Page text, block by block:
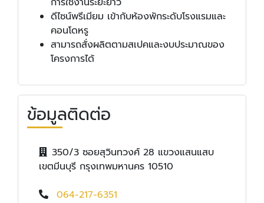
ดีไซน์พรีเมียม เข้ากับห้องพักระดับโรงแรมและ
คอนโดหรู
สามารถสั่งผลิตตามสเปคและงบประมาณของ
โครงการได้
ข้อมูลติดต่อ
350/3 ซอยสุวินทวงศ์ 28 แขวงแสนแสบ
เขตมีนบุรี กรุงเทพมหานคร 10510
064-217-6351